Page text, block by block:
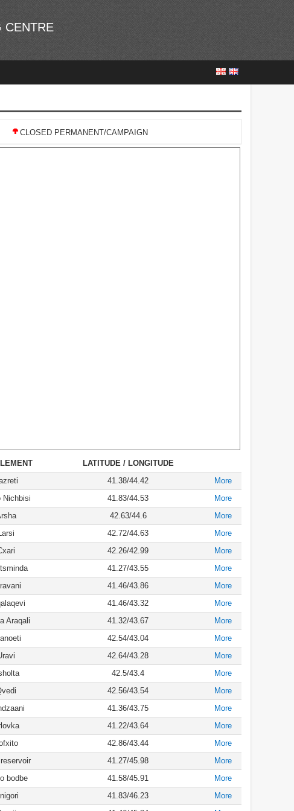
CENTRE
CLOSED PERMANENT/CAMPAIGN
LATITUDE / LONGITUDE
41.38/44.42
More
Nichbisi 41.83/44.53
More
42.63/44.6
More
42.72/44.63
More
42.26/42.99
More
41.27/43.55
More
41.46/43.86
More
41.46/43.32
More
Araqali 41.32/43.67
More
42.54/43.04
More
42.64/43.28
More
42.5/43.4
More
42.56/43.54
More
41.36/43.75
More
41.22/43.64
More
42.86/43.44
More
41.27/45.98
More
bodbe 41.58/45.91
More
41.83/46.23
More